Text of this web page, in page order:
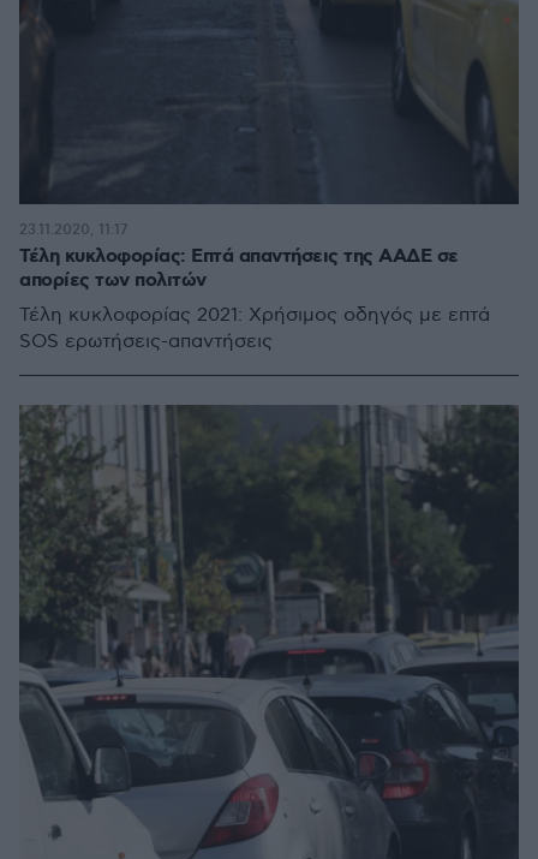
Τέλη κυκλοφορίας: Επτά απαντήσεις της ΑΑΔΕ σε
απορίες των πολιτών
Τέλη κυκλοφορίας 2021: Χρήσιμος οδηγός με επτά
SOS ερωτήσεις-απαντήσεις
23.11.2020, 11:17